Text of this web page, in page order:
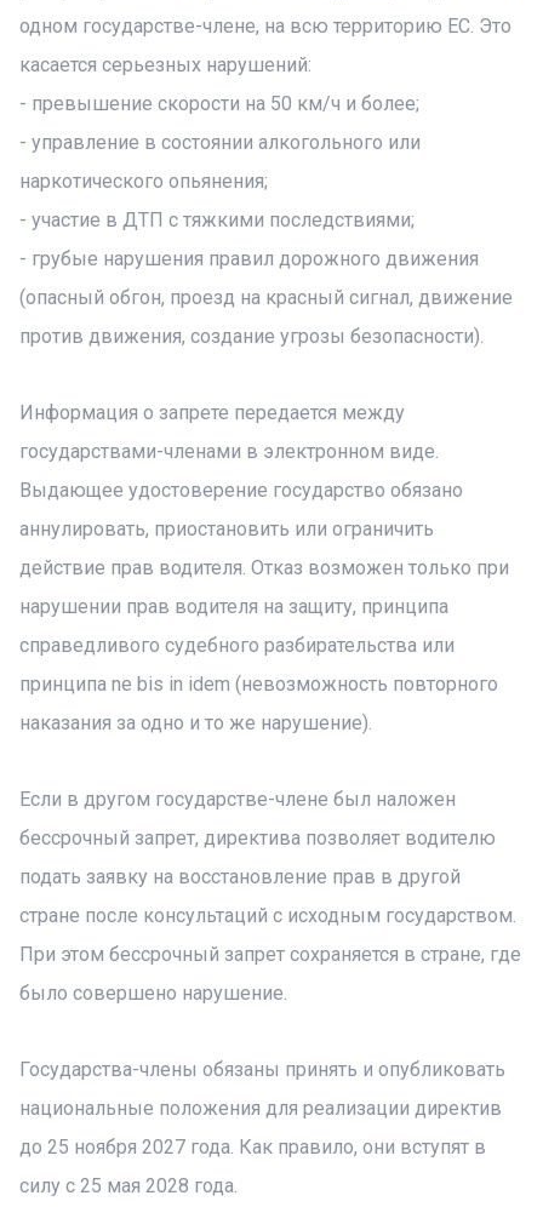
одном государстве-члене, на всю территорию ЕС. Это
касается серьезных нарушений:
- превышение скорости на 50 км/ч и более;
- управление в состоянии алкогольного или
наркотического опьянения;
- участие в ДТП с тяжкими последствиями;
- грубые нарушения правил дорожного движения
(опасный обгон, проезд на красный сигнал, движение
против движения, создание угрозы безопасности).
Информация о запрете передается между
государствами-членами в электронном виде.
Выдающее удостоверение государство обязано
аннулировать, приостановить или ограничить
действие прав водителя. Отказ возможен только при
нарушении прав водителя на защиту, принципа
справедливого судебного разбирательства или
принципа ne bis in idem (невозможность повторного
наказания за одно и то же нарушение).
Если в другом государстве-члене был наложен
бессрочный запрет, директива позволяет водителю
подать заявку на восстановление прав в другой
стране после консультаций с исходным государством.
При этом бессрочный запрет сохраняется в стране, где
было совершено нарушение.
Государства-члены обязаны принять и опубликовать
национальные положения для реализации директив
до 25 ноября 2027 года. Как правило, они вступят в
силу с 25 мая 2028 года.